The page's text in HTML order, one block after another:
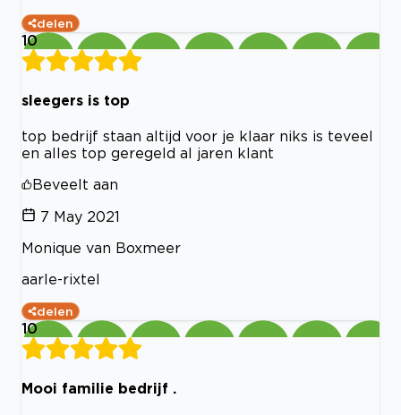
delen
10
sleegers is top
top bedrijf staan altijd voor je klaar niks is teveel
en alles top geregeld al jaren klant
Beveelt aan
7 May 2021
Monique van Boxmeer
aarle-rixtel
delen
10
Mooi familie bedrijf .